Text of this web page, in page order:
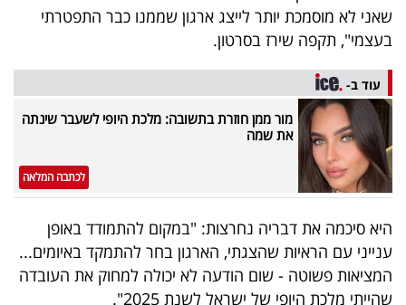
שאני לא מוסמכת יותר לייצג ארגון שממנו כבר התפטרתי
בעצמי", תקפה שירז בסרטון.
עוד ב-
מור ממן חוזרת בתשובה: מלכת היופי לשעבר שינתה
את שמה
לכתבה המלאה
היא סיכמה את דבריה נחרצות: "במקום להתמודד באופן
ענייני עם הראיות שהצגתי, הארגון בחר להתמקד באיומים...
המציאות פשוטה - שום הודעה לא יכולה למחוק את העובדה
שהייתי מלכת היופי של ישראל לשנת 2025".